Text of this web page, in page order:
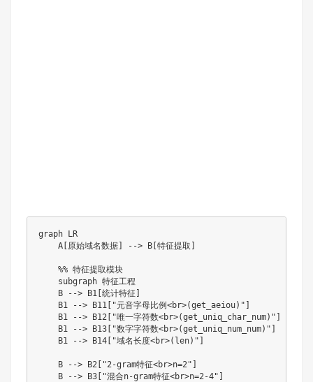
graph LR
    A[原始域名数据] --> B[特征提取]
    %% 特征提取模块
    subgraph 特征工程
    B --> B1[统计特征]
    B1 --> B11["元音字母比例<br>(get_aeiou)"]
    B1 --> B12["唯一字符数<br>(get_uniq_char_num)"]
    B1 --> B13["数字字符数<br>(get_uniq_num_num)"]
    B1 --> B14["域名长度<br>(len)"]
    B --> B2["2-gram特征<br>n=2"]
    B --> B3["混合n-gram特征<br>n=2-4"]